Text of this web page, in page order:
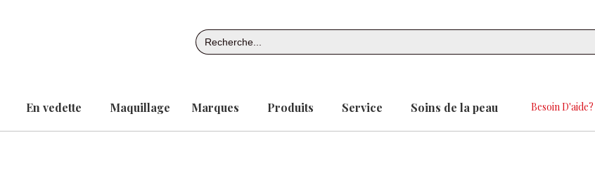
Search
for:
En vedette Maquillage Marques Produits Service Soins de la peau Besoin D'aide?